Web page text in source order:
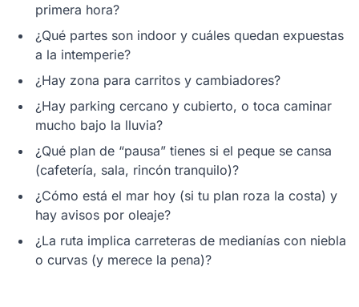
primera hora?
¿Qué partes son indoor y cuáles quedan expuestas
a la intemperie?
¿Hay zona para carritos y cambiadores?
¿Hay parking cercano y cubierto, o toca caminar
mucho bajo la lluvia?
¿Qué plan de “pausa” tienes si el peque se cansa
(cafetería, sala, rincón tranquilo)?
¿Cómo está el mar hoy (si tu plan roza la costa) y
hay avisos por oleaje?
¿La ruta implica carreteras de medianías con niebla
o curvas (y merece la pena)?